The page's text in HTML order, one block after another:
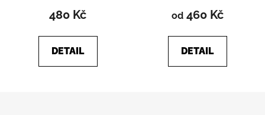
480 Kč
DETAIL
od460 Kč
DETAIL